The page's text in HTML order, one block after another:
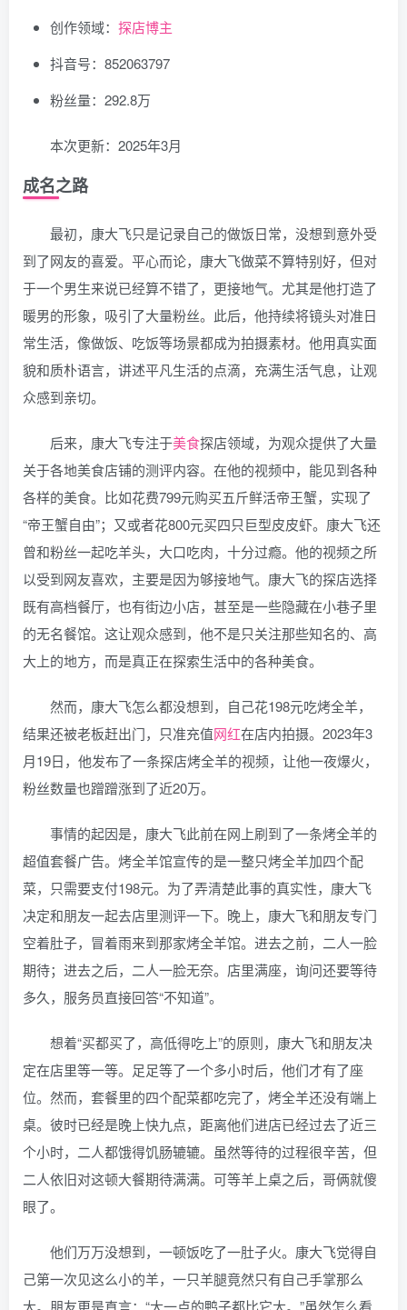
创作领域： 探店博主
抖音号：852063797
粉丝量：292.8万
本次更新：2025年3月
成名之路
最初，康大飞只是记录自己的做饭日常，没想到意外受
到了网友的喜爱。平心而论，康大飞做菜不算特别好，但对
于一个男生来说已经算不错了，更接地气。尤其是他打造了
暖男的形象，吸引了大量粉丝。此后，他持续将镜头对准日
常生活，像做饭、吃饭等场景都成为拍摄素材。他用真实面
貌和质朴语言，讲述平凡生活的点滴，充满生活气息，让观
众感到亲切。
后来，康大飞专注于美食探店领域，为观众提供了大量
关于各地美食店铺的测评内容。在他的视频中，能见到各种
各样的美食。比如花费799元购买五斤鲜活帝王蟹，实现了
“帝王蟹自由”；又或者花800元买四只巨型皮皮虾。康大飞还
曾和粉丝一起吃羊头，大口吃肉，十分过瘾。他的视频之所
以受到网友喜欢，主要是因为够接地气。康大飞的探店选择
既有高档餐厅，也有街边小店，甚至是一些隐藏在小巷子里
的无名餐馆。这让观众感到，他不是只关注那些知名的、高
大上的地方，而是真正在探索生活中的各种美食。
然而，康大飞怎么都没想到，自己花198元吃烤全羊，
结果还被老板赶出门，只准充值网红在店内拍摄。2023年3
月19日，他发布了一条探店烤全羊的视频，让他一夜爆火，
粉丝数量也蹭蹭涨到了近20万。
事情的起因是，康大飞此前在网上刷到了一条烤全羊的
超值套餐广告。烤全羊馆宣传的是一整只烤全羊加四个配
菜，只需要支付198元。为了弄清楚此事的真实性，康大飞
决定和朋友一起去店里测评一下。晚上，康大飞和朋友专门
空着肚子，冒着雨来到那家烤全羊馆。进去之前，二人一脸
期待；进去之后，二人一脸无奈。店里满座，询问还要等待
多久，服务员直接回答“不知道”。
想着“买都买了，高低得吃上”的原则，康大飞和朋友决
定在店里等一等。足足等了一个多小时后，他们才有了座
位。然而，套餐里的四个配菜都吃完了，烤全羊还没有端上
桌。彼时已经是晚上快九点，距离他们进店已经过去了近三
个小时，二人都饿得饥肠辘辘。虽然等待的过程很辛苦，但
二人依旧对这顿大餐期待满满。可等羊上桌之后，哥俩就傻
眼了。
他们万万没想到，一顿饭吃了一肚子火。康大飞觉得自
己第一次见这么小的羊，一只羊腿竟然只有自己手掌那么
大。朋友更是直言：“大一点的鸭子都比它大。”虽然怎么看